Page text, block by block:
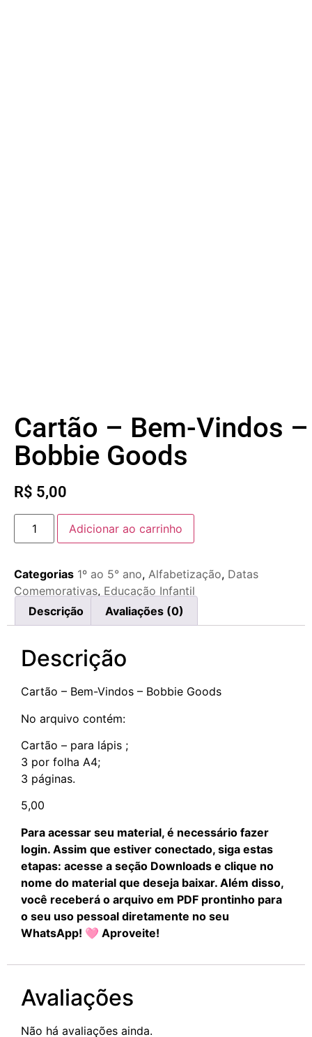
Cartão – Bem-Vindos –
Bobbie Goods
R$ 5,00
Adicionar ao carrinho
Categorias 1º ao 5° ano, Alfabetização, Datas
Comemorativas, Educação Infantil
Descrição
Avaliações (0)
Descrição
Cartão – Bem-Vindos – Bobbie Goods
No arquivo contém:
Cartão – para lápis ;
3 por folha A4;
3 páginas.
5,00
Para acessar seu material, é necessário fazer
login. Assim que estiver conectado, siga estas
etapas: acesse a seção Downloads e clique no
nome do material que deseja baixar. Além disso,
você receberá o arquivo em PDF prontinho para
o seu uso pessoal diretamente no seu
WhatsApp! 🩷 Aproveite!
Avaliações
Não há avaliações ainda.